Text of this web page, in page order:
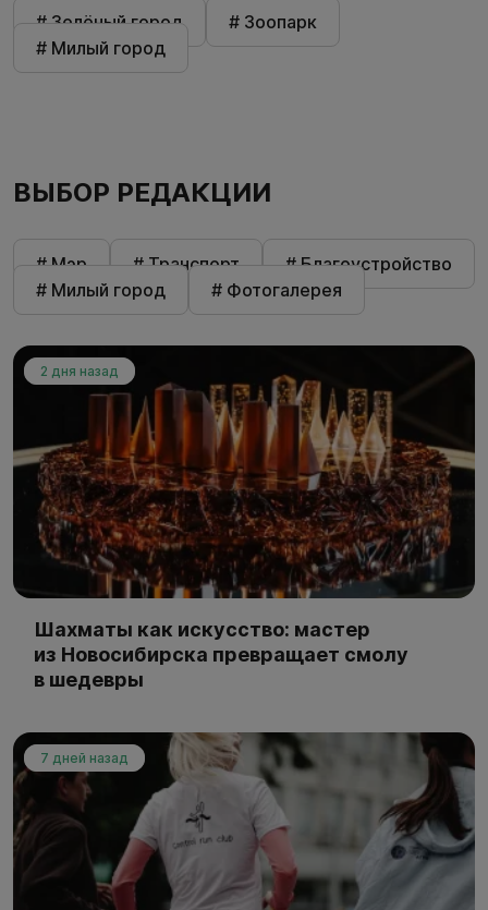
# Зелёный город
# Зоопарк
# Милый город
ВЫБОР РЕДАКЦИИ
# Мэр # Транспорт
# Благоустройство
# Милый город
# Фотогалерея
2 дня назад
Шахматы как искусство: мастер
из Новосибирска превращает смолу
в шедевры
7 дней назад